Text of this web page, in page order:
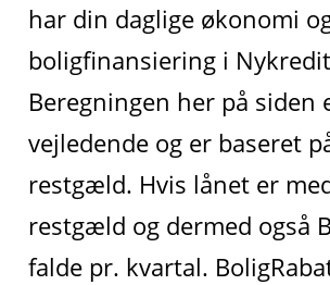
har din daglige økonomi
boligfinansiering i
Beregningen her på siden
vejledende og er baseret
restgæld. Hvis lånet er
restgæld og dermed også
falde pr. kvartal.